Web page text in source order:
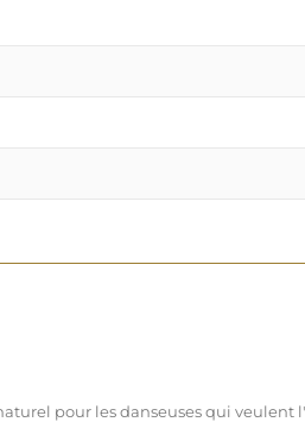
pour les danseuses qui